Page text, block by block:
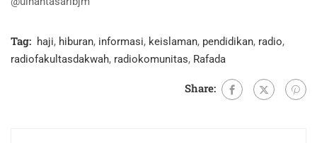
Tag: haji, hiburan, informasi, keislaman, pendidikan, radio,
radiofakultasdakwah, radiokomunitas, Rafada
Share: